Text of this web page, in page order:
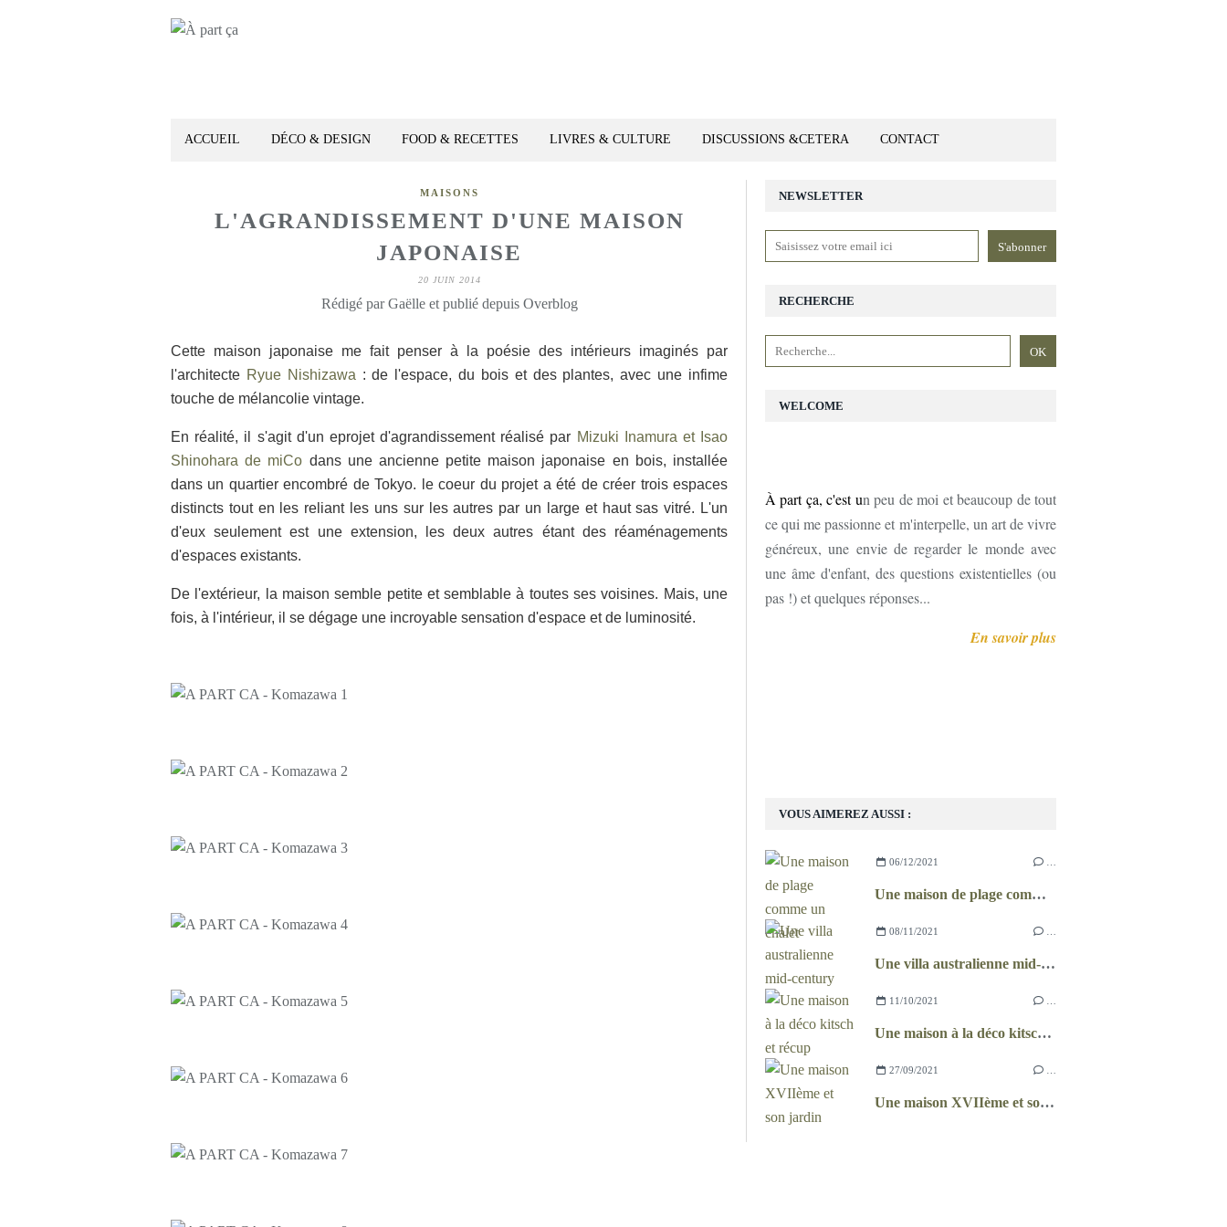
ACCUEIL DÉCO & DESIGN FOOD & RECETTES LIVRES & CULTURE DISCUSSIONS &CETERA CONTACT
MAISONS
L'AGRANDISSEMENT D'UNE MAISON
JAPONAISE
20 JUIN 2014
Rédigé par Gaëlle et publié depuis Overblog
Cette maison japonaise me fait penser à la poésie des intérieurs imaginés par
l'architecte Ryue Nishizawa : de l'espace, du bois et des plantes, avec une infime
touche de mélancolie vintage.
En réalité, il s'agit d'un eprojet d'agrandissement réalisé par Mizuki Inamura et Isao
Shinohara de miCo dans une ancienne petite maison japonaise en bois, installée
dans un quartier encombré de Tokyo. le coeur du projet a été de créer trois espaces
distincts tout en les reliant les uns sur les autres par un large et haut sas vitré. L'un
d'eux seulement est une extension, les deux autres étant des réaménagements
d'espaces existants.
De l'extérieur, la maison semble petite et semblable à toutes ses voisines. Mais, une
fois, à l'intérieur, il se dégage une incroyable sensation d'espace et de luminosité.
NEWSLETTER
RECHERCHE
VOUS AIMEREZ AUSSI :
06/12/2021
Une maison de plage comme un chalet
08/11/2021
Une villa australienne mid-century
11/10/2021
Une maison à la déco kitsch et récup
27/09/2021
Une maison XVIIème et son jardin
WELCOME
À part ça, c'est un peu de moi et beaucoup de tout
ce qui me passionne et m'interpelle, un art de vivre
généreux, une envie de regarder le monde avec
une âme d'enfant, des questions existentielles (ou
pas !) et quelques réponses...
En savoir plus